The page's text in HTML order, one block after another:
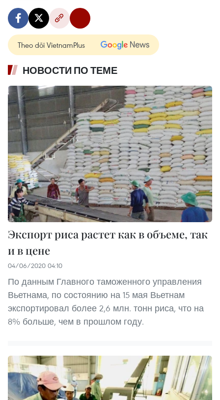
Theo dõi VietnamPlus
НОВОСТИ ПО ТЕМЕ
Экспорт риса растет как в объеме, так
и в цене
04/06/2020 04:10
По данным Главного таможенного управления
Вьетнама, по состоянию на 15 мая Вьетнам
экспортировал более 2,6 млн. тонн риса, что на
8% больше, чем в прошлом году.